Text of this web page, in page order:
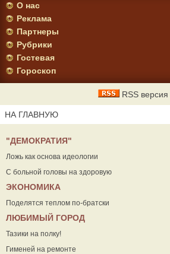
О нас
Реклама
Партнеры
Рубрики
Гостевая
Гороскоп
RSS версия
НА ГЛАВНУЮ
"ДЕМОКРАТИЯ"
Ложь как основа идеологии
С больной головы на здоровую
ЭКОНОМИКА
Поделятся теплом по-братски
ЛЮБИМЫЙ ГОРОД
Тазики на полку!
Гименей на ремонте